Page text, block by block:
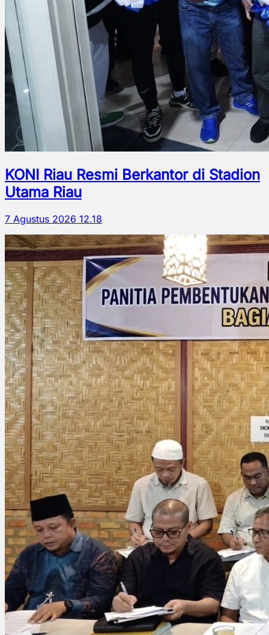
KONI Riau Resmi Berkantor di Stadion
Utama Riau
7 Agustus 2026 12.18